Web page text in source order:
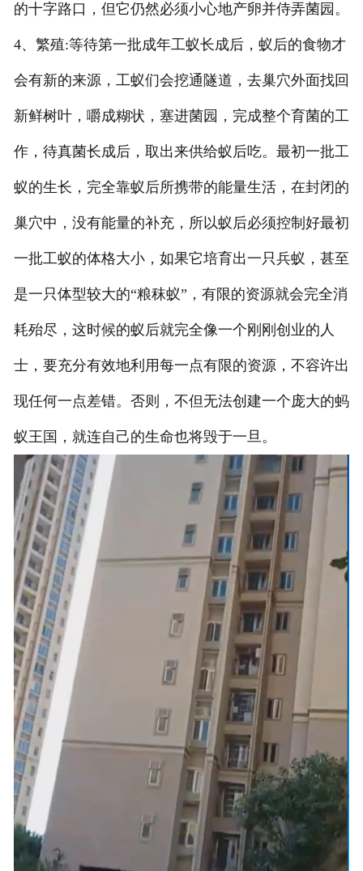
的十字路口，但它仍然必须小心地产卵并侍弄菌园。
4、繁殖:等待第一批成年工蚁长成后，蚁后的食物才
会有新的来源，工蚁们会挖通隧道，去巢穴外面找回
新鲜树叶，嚼成糊状，塞进菌园，完成整个育菌的工
作，待真菌长成后，取出来供给蚁后吃。最初一批工
蚁的生长，完全靠蚁后所携带的能量生活，在封闭的
巢穴中，没有能量的补充，所以蚁后必须控制好最初
一批工蚁的体格大小，如果它培育出一只兵蚁，甚至
是一只体型较大的“粮秣蚁”，有限的资源就会完全消
耗殆尽，这时候的蚁后就完全像一个刚刚创业的人
士，要充分有效地利用每一点有限的资源，不容许出
现任何一点差错。否则，不但无法创建一个庞大的蚂
蚁王国，就连自己的生命也将毁于一旦。